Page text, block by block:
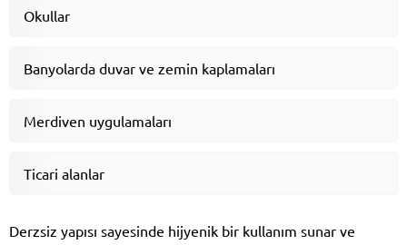
Okullar
Banyolarda duvar ve zemin kaplamaları
Merdiven uygulamaları
Ticari alanlar
Derzsiz yapısı sayesinde hijyenik bir kullanım sunar ve